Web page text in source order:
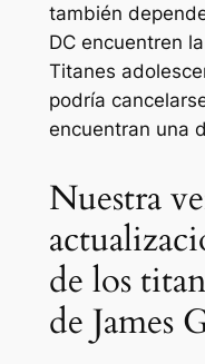
también
DC encuentren
Titanes
podría
encuentran una
Nuestra
de los
de James